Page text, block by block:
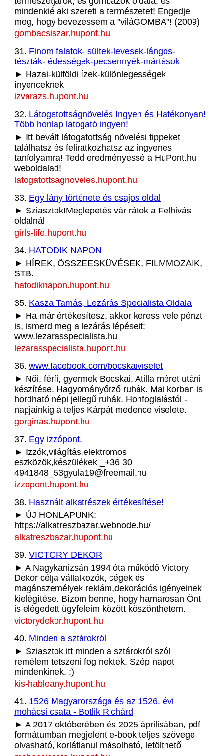
mindenkié aki szereti a természetet! Engedje
meg, hogy bevezessem a "viláGOMBA"! (2009)
gombacsiszar.hupont.hu
31. Finom falatok- sültek-levesek-lángos-
tészták- édességek-pecsennyék-mártások
► Hazai-külföldi ízek-különlegességek
ínyenceknek
izvarazs.hupont.hu
32. Látogatottságnövelés Ingyen és Hatékonyan!
Több honlap látogató ingyen!
► Itt bevált látogatottság növelési tippeket
találhatsz és feliratkozhatsz az ingyenes
tanfolyamra! Tedd eredményessé a HuPont.hu
weboldalad!
latogatottsagnoveles.hupont.hu
33. Egy lány története és csajos oldal
► Sziasztok!Meglepetés vár rátok a Felhivás
oldalnál
girls-life.hupont.hu
34. HATODIK NAPON
► HÍREK, ÖSSZEESKÜVÉSEK, FILMMOZAIK,
STB.
hatodiknapon.hupont.hu
35. Kasza Tamás, Lezárás Specialista Oldala
► Ha már értékesítesz, akkor keress vele pénzt
is, ismerd meg a lezárás lépéseit:
www.lezarasspecialista.hu
lezarasspecialista.hupont.hu
36. www.facebook.com/bocskaiviselet
► Női, férfi, gyermek Bocskai, Atilla méret utáni
készítése. Hagyományőrző ruhák. Mai korban is
hordható népi jellegű ruhák. Honfoglalástól -
napjainkig a teljes Kárpát medence viselete.
gorginas.hupont.hu
37. Egy izzópont.
► Izzók,világítás,elektromos
eszközök,készülékek _+36 30
4941848_53gyula19@freemail.hu
izzopont.hupont.hu
38. Használt alkatrészek értékesítése!
► ÚJ HONLAPUNK:
https://alkatreszbazar.webnode.hu/
alkatreszbazar.hupont.hu
39. VICTORY DEKOR
► A Nagykanizsán 1994 óta működő Victory
Dekor célja vállalkozók, cégek és
magánszemélyek reklám,dekorációs igényeinek
kielégítése. Bízom benne, hogy hamarosan Önt
is elégedett ügyfeleim között köszönthetem.
victorydekor.hupont.hu
40. Minden a sztárokról
► Sziasztok itt minden a sztárokról szól
remélem tetszeni fog nektek. Szép napot
mindenkinek. :)
kis-hableany.hupont.hu
41. 1526 Magyarországa és az 1526. évi
mohácsi csata - Botlik Richárd
► A 2017 októberében és 2025 áprilisában, pdf
formátumban megjelent e-book teljes szövege
olvasható, korlátlanul másolható, letölthető